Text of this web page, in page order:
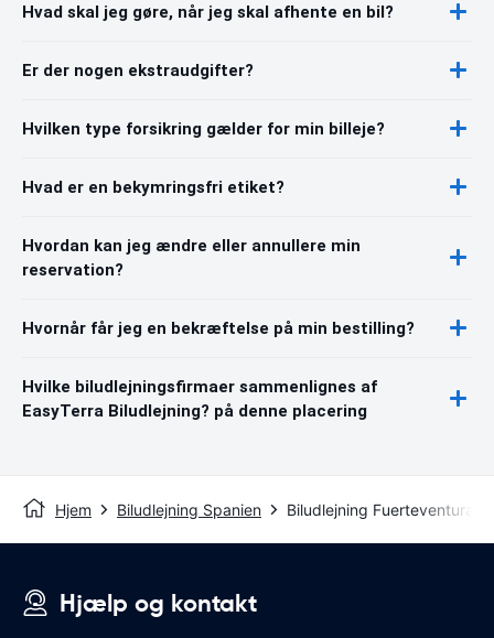
Hvad skal jeg gøre, når jeg skal afhente en bil?
Er der nogen ekstraudgifter?
Hvilken type forsikring gælder for min billeje?
Hvad er en bekymringsfri etiket?
Hvordan kan jeg ændre eller annullere min
reservation?
Hvornår får jeg en bekræftelse på min bestilling?
Hvilke biludlejningsfirmaer sammenlignes af
EasyTerra Biludlejning? på denne placering
Hjem Biludlejning Spanien Biludlejning Fuerteventura
Hjælp og kontakt